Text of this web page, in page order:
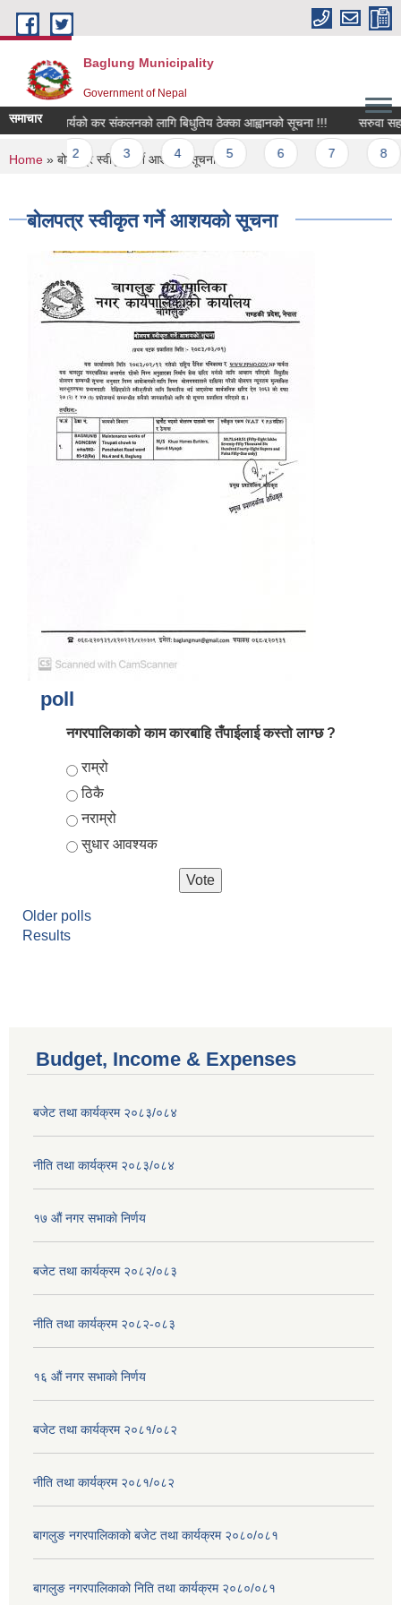
Skip to main content
Baglung Municipality
Government of Nepal
समाचार
बिभिन्न कार्यको कर संकलनको लागि बिधुतिय ठेक्का आह्वानको सूचना !!! सरुवा
Pages
1 2 3 4 5
You are here
Home » बोलपत्र स्वीकृत गर्ने आशयको सूचना
बोलपत्र स्वीकृत गर्ने आशयको सूचना
poll
नगरपालिकाको काम कारबाहि तँपाईलाई कस्तो लाग्छ ?
Choices
राम्रो
ठिकै
नराम्रो
सुधार आवश्यक
Older polls
Results
Budget, Income & Expenses
बजेट तथा कार्यक्रम २०८३/०८४
नीति तथा कार्यक्रम २०८३/०८४
१७ ‌‍औं नगर सभाकाे निर्णय
बजेट तथा कार्यक्रम २०८२/०८३
नीति तथा कार्यक्रम २०८२-०८३
१६ ‌औं नगर सभाकाे निर्णय
बजेट तथा कार्यक्रम २०८१/०८२
नीति तथा कार्यक्रम २०८१/०८२
बागलुङ नगरपालिकाको बजेट तथा कार्यक्रम २०८०/०८१
बागलुङ नगरपालिकाको निति तथा कार्यक्रम २०८०/०८१